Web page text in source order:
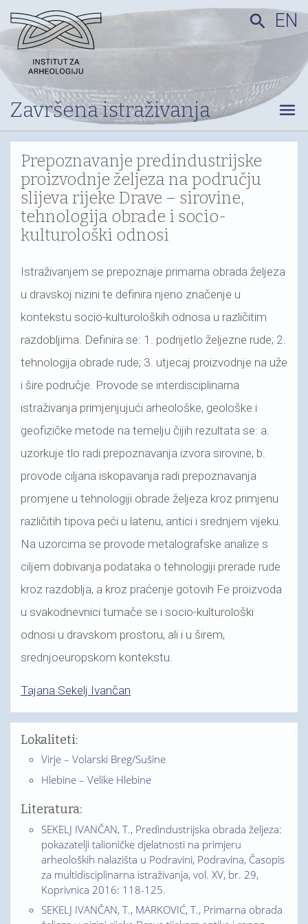
Završena istraživanja
search EN
menu
Prepoznavanje predindustrijske
proizvodnje željeza na području
slijeva rijeke Drave – sirovine,
tehnologija obrade i socio-
kulturološki odnosi
Istraživanjem se prepoznaje primarna obrada željeza
u dravskoj nizini te definira njeno značenje u
kontekstu socio-kulturoloških odnosa u različitim
razdobljima. Definira se: 1. podrijetlo željezne rude; 2.
tehnologija obrade rude; 3. utjecaj proizvodnje na uže
i šire područje. Provode se interdisciplinarna
istraživanja primjenjujući arheološke, geološke i
geofizičke metode na temelju čijih rezultata se: a.
uzorkuje tlo radi prepoznavanja izvora sirovine; b.
provode ciljana iskopavanja radi prepoznavanja
promjene u tehnologiji obrade željeza kroz primjenu
različitih tipova peći u latenu, antici i srednjem vijeku.
Na uzorcima se provode metalografske analize s
ciljem dobivanja podataka o tehnologiji prerade rude
kroz razdoblja, a kroz praćenje gotovih Fe proizvoda
u svakodnevnici tumače se i socio-kulturološki
odnosi u dravskom prostoru, ali i u širem,
srednjoeuropskom kontekstu.
Tajana Sekelj Ivančan
Lokaliteti:
Virje – Volarski Breg/Sušine
Hlebine – Velike Hlebine
Literatura:
SEKELJ IVANČAN, T., Predindustrijska obrada željeza:
pokazatelji talioničke djelatnosti na primjeru
arheoloških nalazišta u Podravini, Podravina, Časopis
za multidisciplinarna istraživanja, vol. XV, br. 29,
Koprivnica 2016: 118-125.
SEKELJ IVANČAN, T., MARKOVIĆ, T., Primarna obrada